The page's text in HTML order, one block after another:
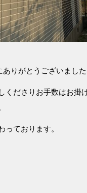
りがとうございました
ださりお手数はお掛
ております。